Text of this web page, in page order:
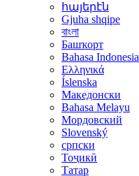
հայերէն
Gjuha shqipe
বাংলা
Башҡорт
Bahasa Indonesia
Ελληνικά
Íslenska
Македонски
Bahasa Melayu
Мордовский
Slovenský
српски
Тоҷикӣ
Татар